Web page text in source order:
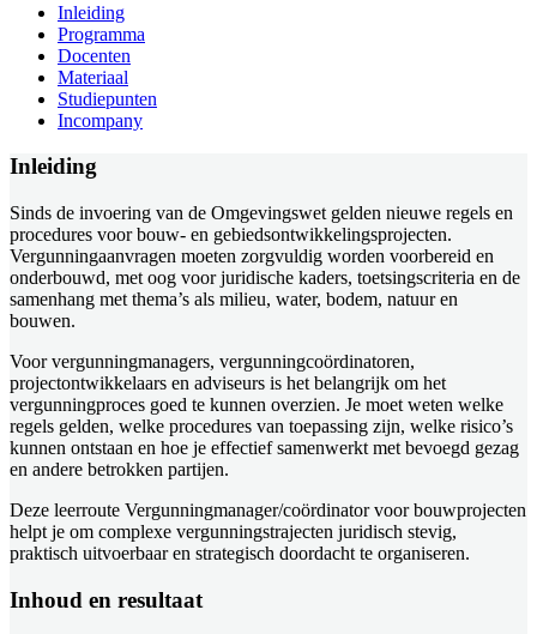
Inleiding
Programma
Docenten
Materiaal
Studiepunten
Incompany
Inleiding
Sinds de invoering van de Omgevingswet gelden nieuwe regels en
procedures voor bouw- en gebiedsontwikkelingsprojecten.
Vergunningaanvragen moeten zorgvuldig worden voorbereid en
onderbouwd, met oog voor juridische kaders, toetsingscriteria en de
samenhang met thema’s als milieu, water, bodem, natuur en
bouwen.
Voor vergunningmanagers, vergunningcoördinatoren,
projectontwikkelaars en adviseurs is het belangrijk om het
vergunningproces goed te kunnen overzien. Je moet weten welke
regels gelden, welke procedures van toepassing zijn, welke risico’s
kunnen ontstaan en hoe je effectief samenwerkt met bevoegd gezag
en andere betrokken partijen.
Deze leerroute Vergunningmanager/coördinator voor bouwprojecten
helpt je om complexe vergunningstrajecten juridisch stevig,
praktisch uitvoerbaar en strategisch doordacht te organiseren.
Inhoud en resultaat